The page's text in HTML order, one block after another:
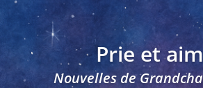
Prie et
Nouvelles de